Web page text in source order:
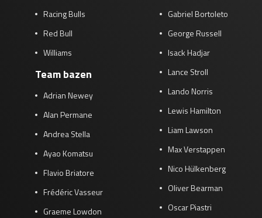
Racing Bulls
Red Bull
Williams
Team bazen
Adrian Newey
Alan Permane
Andrea Stella
Ayao Komatsu
Flavio Briatore
Frédéric Vasseur
Graeme Lowdon
Gabriel Bortoleto
George Russell
Isack Hadjar
Lance Stroll
Lando Norris
Lewis Hamilton
Liam Lawson
Max Verstappen
Nico Hülkenberg
Oliver Bearman
Oscar Piastri